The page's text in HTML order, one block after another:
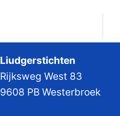
Liudgerstichten
Rijksweg West 83
9608 PB Westerbroek